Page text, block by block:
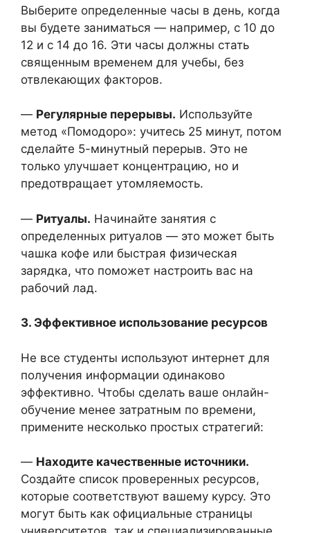
Выберите определенные часы в день, когда
вы будете заниматься — например, с 10 до
12 и с 14 до 16. Эти часы должны стать
священным временем для учебы, без
отвлекающих факторов.
— Регулярные перерывы. Используйте
метод «Помодоро»: учитесь 25 минут, потом
сделайте 5-минутный перерыв. Это не
только улучшает концентрацию, но и
предотвращает утомляемость.
— Ритуалы. Начинайте занятия с
определенных ритуалов — это может быть
чашка кофе или быстрая физическая
зарядка, что поможет настроить вас на
рабочий лад.
3. Эффективное использование ресурсов
Не все студенты используют интернет для
получения информации одинаково
эффективно. Чтобы сделать ваше онлайн-
обучение менее затратным по времени,
примените несколько простых стратегий:
— Находите качественные источники.
Создайте список проверенных ресурсов,
которые соответствуют вашему курсу. Это
могут быть как официальные страницы